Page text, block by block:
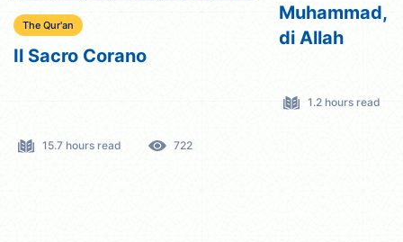
The Qur'an
Il Sacro Corano
15.7 hours read 722
Muhammad,
di Allah
1.2 hours read